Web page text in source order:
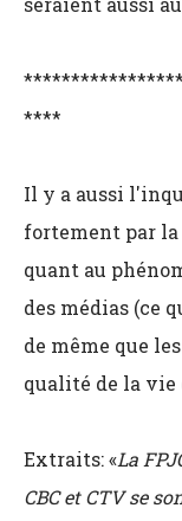
****
Il y a aussi
fortement par la
quant au
des médias (ce
de même que
qualité de la vie
Extraits: «La
CBC et CTV se